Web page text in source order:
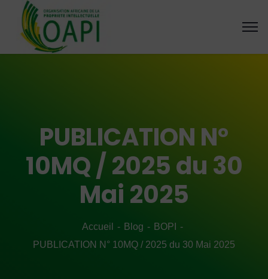
PUBLICATION N°
10MQ / 2025 du 30
Mai 2025
Accueil Blog
BOPI
PUBLICATION N° 10MQ / 2025 du 30 Mai 2025